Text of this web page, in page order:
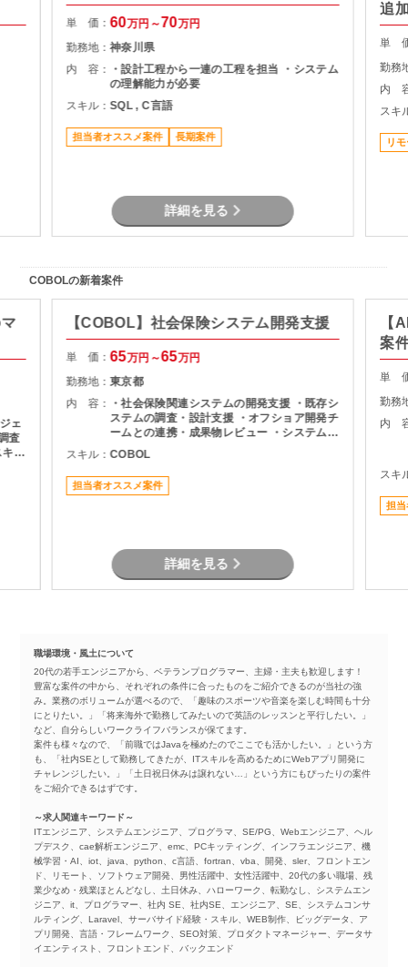
単 価：60万円～70万円
勤務地：神奈川県
内 容：
・設計工程から一連の工程を担当 ・システム
の理解能力が必要
スキル：SQL , C言語
担当者オススメ案件 長期案件
詳細を見る
追
単
勤務
内
スキ
リ
COBOLの新着案件
ェ
ル
【COBOL】社会保険システム開発支援
単 価：65万円～65万円
勤務地：東京都
内 容：
・社会保険関連システムの開発支援 ・既存シ
ステムの調査・設計支援 ・オフショア開発チ
ームとの連携・成果物レビュー ・システム改
修に伴う要件確認および開発支援 ・各種テス
ト・検証対応 ・チーム内外とのコミュニケー
ションおよび調整業務
スキル：COBOL
担当者オススメ案件
詳細を見る
【
案
単
勤務
内
スキ
担当
職場環境・風土について
20代の若手エンジニアから、ベテランプログラマー、主婦・主夫も歓迎します！
豊富な案件の中から、それぞれの条件に合ったものをご紹介できるのが当社の強
み。業務のボリュームが選べるので、「趣味のスポーツや音楽を楽しむ時間も十分
にとりたい。」「将来海外で勤務してみたいので英語のレッスンと平行したい。」
など、自分らしいワークライフバランスが保てます。
案件も様々なので、「前職ではJavaを極めたのでここでも活かしたい。」という方
も、「社内SEとして勤務してきたが、ITスキルを高めるためにWebアプリ開発に
チャレンジしたい。」「土日祝日休みは譲れない…」という方にもぴったりの案件
をご紹介できるはずです。
～求人関連キーワード～
ITエンジニア、システムエンジニア、プログラマ、SE/PG、Webエンジニア、ヘル
プデスク、cae解析エンジニア、emc、PCキッティング、インフラエンジニア、機
械学習・AI、iot、java、python、c言語、fortran、vba、開発、sler、フロントエン
ド、リモート、ソフトウェア開発、男性活躍中、女性活躍中、20代の多い職場、残
業少なめ・残業ほとんどなし、土日休み、ハローワーク、転勤なし、システムエン
ジニア、it、プログラマー、社内 SE、社内SE、エンジニア、SE、システムコンサ
ルティング、Laravel、サーバサイド経験・スキル、WEB制作、ビッグデータ、ア
プリ開発、言語・フレームワーク、SEO対策、プロダクトマネージャー、データサ
イエンティスト、フロントエンド、バックエンド